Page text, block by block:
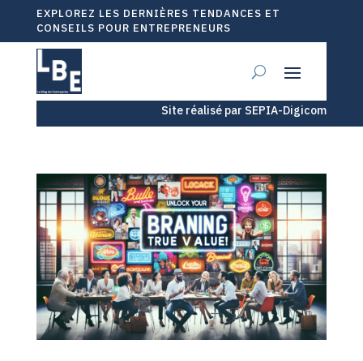
EXPLOREZ LES DERNIÈRES TENDANCES ET
CONSEILS POUR ENTREPRENEURS
Site réalisé par SEPIA-Digicom